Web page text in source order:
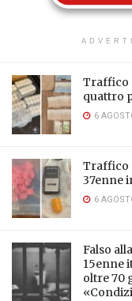
Traffico
quattro
6
Traffico
37enne
6
Falso
15enne
oltre 70